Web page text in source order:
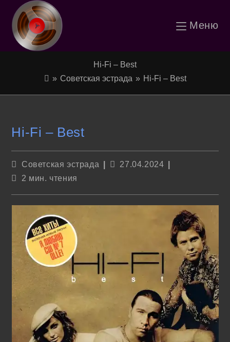
Перейти
содержимому
Меню
Hi-Fi – Best
» Советская эстрада » Hi-Fi – Best
Hi-Fi – Best
Рубрика
Советская эстрада
Запись
27.04.2024
Время2 мин. чтения